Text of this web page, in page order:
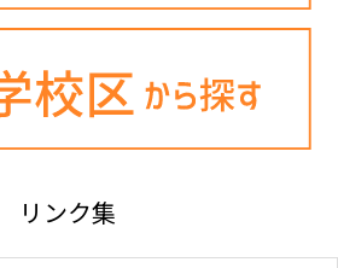
リンク集